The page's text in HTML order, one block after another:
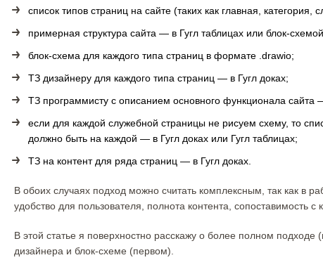
список типов страниц на сайте (таких как главная, категория,
примерная структура сайта — в Гугл таблицах или блок-
блок-схема для каждого типа страниц в формате .drawio;
ТЗ дизайнеру для каждого типа страниц — в Гугл доках;
ТЗ программисту с описанием основного функционала сайта
если для каждой служебной страницы не рисуем схему, то
должно быть на каждой — в Гугл доках или Гугл таблицах;
ТЗ на контент для ряда страниц — в Гугл доках.
В обоих случаях подход можно считать комплексным, так как в
удобство для пользователя, полнота контента, сопоставимость с
В этой статье я поверхностно расскажу о более полном
дизайнера и блок-схеме (первом).